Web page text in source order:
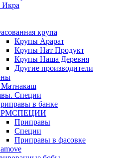
Икра
крупа
Крупы Арарат
Крупы Нат Продукт
Крупы Наша Деревня
Другие производители
Специи
в банке
Приправы
Специи
Приправы в фасовке